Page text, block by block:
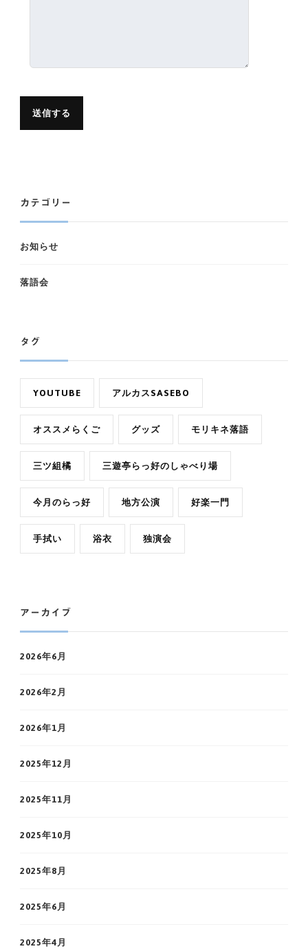
カテゴリー
お知らせ
落語会
タグ
YOUTUBE アルカスSASEBO
オススメらくご グッズ モリキネ落語
三ツ組橘 三遊亭らっ好のしゃべり場
今月のらっ好 地方公演 好楽一門
手拭い 浴衣 独演会
アーカイブ
2026年6月
2026年2月
2026年1月
2025年12月
2025年11月
2025年10月
2025年8月
2025年6月
2025年4月